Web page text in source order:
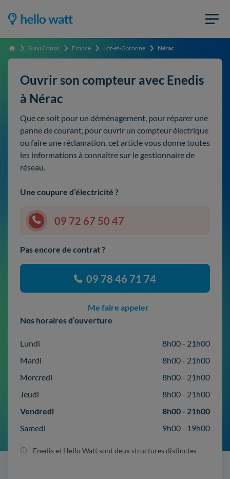
Accueil Suivi Conso France Lot-et-Garonne Nérac
Ouvrir son compteur avec Enedis
à Nérac
Que ce soit pour un déménagement, pour réparer une
panne de courant, pour ouvrir un compteur électrique
ou faire une réclamation, cet article vous donne toutes
les informations à connaître sur le gestionnaire de
réseau.
Une coupure d’électricité ?
09 72 67 50 47
Pas encore de contrat ?
09 78 46 71 74
Me faire appeler
Nos horaires d’ouverture
Lundi
8h00 - 21h00
Mardi
8h00 - 21h00
Mercredi
8h00 - 21h00
Jeudi
8h00 - 21h00
Vendredi
8h00 - 21h00
Samedi
9h00 - 19h00
Enedis et Hello Watt sont deux structures distinctes